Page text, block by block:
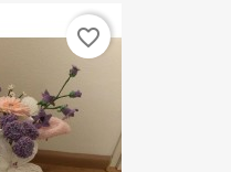
favorite_border